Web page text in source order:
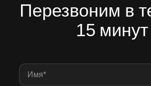
Перезвоним в
15 минут